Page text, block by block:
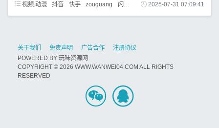
视频.动漫
抖音 快手 zouguang 闪现 合集 2025-07-31 07:09:41
关于我们 免责声明 广告合作
注册协议
POWERED BY 玩味资源网
COPYRIGHT © 2026 WWW.WANWEI04.COM ALL RIGHTS
RESERVED